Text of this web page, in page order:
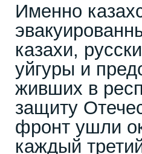
Именно
казахи,
уйгуры и
живших в
защиту
фронт ушли
каждый